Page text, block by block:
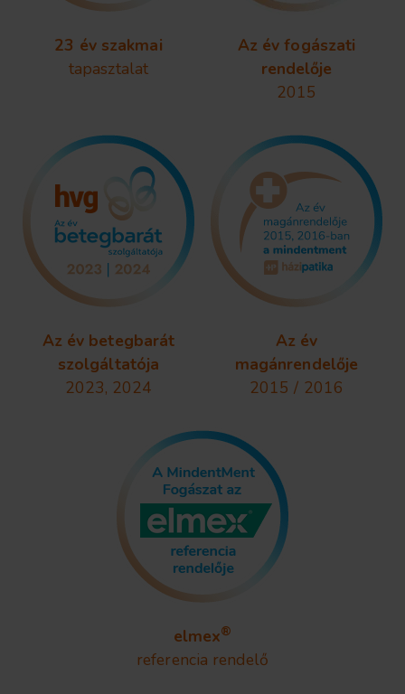
23 év szakmai
tapasztalat
Az év fogászati
rendelője
2015
Az év betegbarát
szolgáltatója
2023, 2024
Az év
magánrendelője
2015 / 2016
elmex®
referencia rendelő